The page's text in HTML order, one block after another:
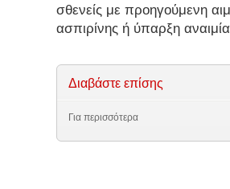
σθενείς με προηγούμενη
ασπιρίνης ή ύπαρξη
Διαβάστε επίσης
Για περισσότερα